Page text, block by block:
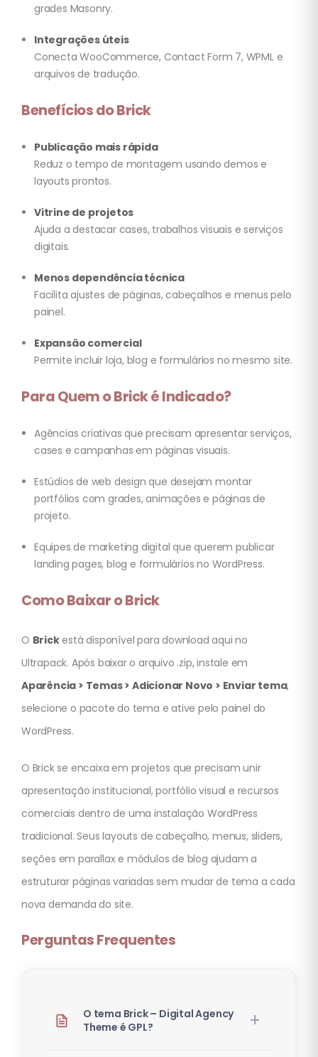
grades Masonry.
Integrações úteis
Conecta WooCommerce, Contact Form 7, WPML e
arquivos de tradução.
Benefícios do Brick
Publicação mais rápida
Reduz o tempo de montagem usando demos e
layouts prontos.
Vitrine de projetos
Ajuda a destacar cases, trabalhos visuais e serviços
digitais.
Menos dependência técnica
Facilita ajustes de páginas, cabeçalhos e menus pelo
painel.
Expansão comercial
Permite incluir loja, blog e formulários no mesmo site.
Para Quem o Brick é Indicado?
Agências criativas que precisam apresentar serviços,
cases e campanhas em páginas visuais.
Estúdios de web design que desejam montar
portfólios com grades, animações e páginas de
projeto.
Equipes de marketing digital que querem publicar
landing pages, blog e formulários no WordPress.
Como Baixar o Brick
O Brickestá disponível para download aqui no
Ultrapack. Após baixar o arquivo .zip, instale em
Aparência > Temas > Adicionar Novo > Enviar tema,
selecione o pacote do tema e ative pelo painel do
WordPress.
O Brick se encaixa em projetos que precisam unir
apresentação institucional, portfólio visual e recursos
comerciais dentro de uma instalação WordPress
tradicional. Seus layouts de cabeçalho, menus, sliders,
seções em parallax e módulos de blog ajudam a
estruturar páginas variadas sem mudar de tema a cada
nova demanda do site.
Perguntas Frequentes
O tema Brick – Digital Agency
Theme é GPL?